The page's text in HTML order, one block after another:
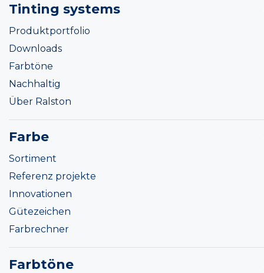
Tinting systems
Produktportfolio
Downloads
Farbtöne
Nachhaltig
Über Ralston
Farbe
Sortiment
Referenz projekte
Innovationen
Gütezeichen
Farbrechner
Farbtöne